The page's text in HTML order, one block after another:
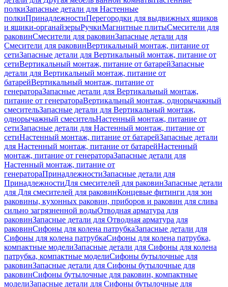
полкиЗапасные детали для Настенные
полкиПринадлежностиПерегородки для выдвижных ящиков
и ящики-органайзерыРучкиМагнитные плитыСмесители для
раковинСмесители для раковинЗапасные детали для
Смесители для раковинВертикальный монтаж, питание от
сетиЗапасные детали для Вертикальный монтаж, питание от
сетиВертикальный монтаж, питание от батарейЗапасные
детали для Вертикальный монтаж, питание от
батарейВертикальный монтаж, питание от
генератораЗапасные детали для Вертикальный монтаж,
питание от генератораВертикальный монтаж, однорычажный
смесительЗапасные детали для Вертикальный монтаж,
однорычажный смесительНастенный монтаж, питание от
сетиЗапасные детали для Настенный монтаж, питание от
сетиНастенный монтаж, питание от батарейЗапасные детали
для Настенный монтаж, питание от батарейНастенный
монтаж, питание от генератораЗапасные детали для
Настенный монтаж, питание от
генератораПринадлежностиЗапасные детали для
ПринадлежностиДля смесителей для раковинЗапасные детали
для Для смесителей для раковинКонцевые фитинги для зон
раковины, кухонных раковин, приборов и раковин для слива
сильно загрязненной водыОтводная арматура для
раковинЗапасные детали для Отводная арматура для
раковинСифоны для колена патрубкаЗапасные детали для
Сифоны для колена патрубкаСифоны для колена патрубка,
компактные моделиЗапасные детали для Сифоны для колена
патрубка, компактные моделиСифоны бутылочные для
раковинЗапасные детали для Сифоны бутылочные для
раковинСифоны бутылочные для раковин, компактные
моделиЗапасные детали для Сифоны бутылочные для